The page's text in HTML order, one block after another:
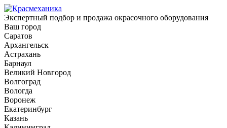
Экспертный подбор и продажа окрасочного оборудования
Ваш город
Саратов
Архангельск
Астрахань
Барнаул
Великий Новгород
Волгоград
Вологда
Воронеж
Екатеринбург
Казань